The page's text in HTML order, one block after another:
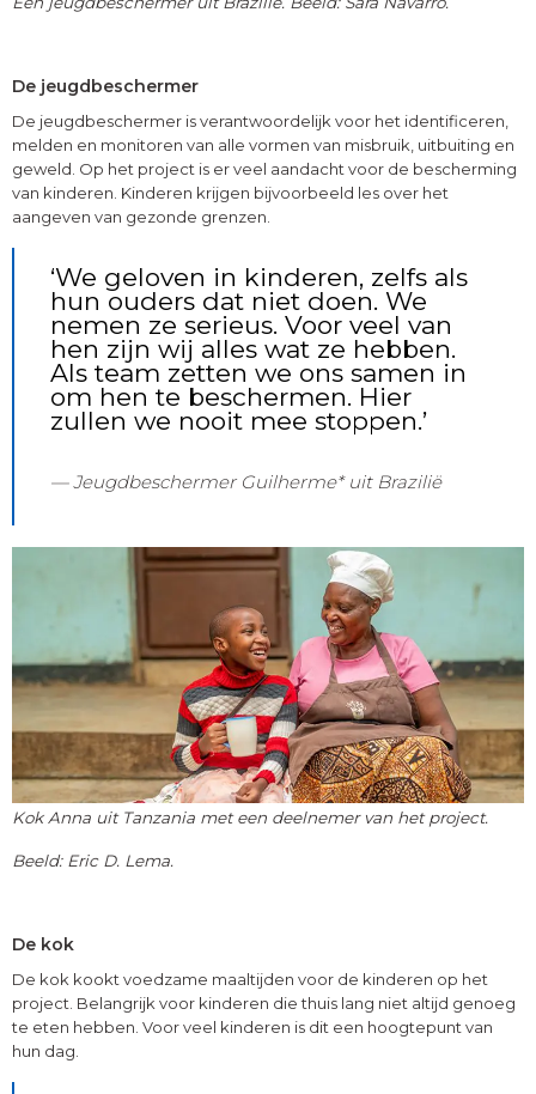
De jeugdbeschermer
De jeugdbeschermer is verantwoordelijk voor het identificeren,
melden en monitoren van alle vormen van misbruik, uitbuiting en
geweld. Op het project is er veel aandacht voor de bescherming
van kinderen. Kinderen krijgen bijvoorbeeld les over het
aangeven van gezonde grenzen.
‘We geloven in kinderen, zelfs als
hun ouders dat niet doen. We
nemen ze serieus. Voor veel van
hen zijn wij alles wat ze hebben.
Als team zetten we ons samen in
om hen te beschermen. Hier
zullen we nooit mee stoppen.’
Jeugdbeschermer Guilherme* uit Brazilië
Kok Anna uit Tanzania met een deelnemer van het project.
Beeld: Eric D. Lema.
De kok
De kok kookt voedzame maaltijden voor de kinderen op het
project. Belangrijk voor kinderen die thuis lang niet altijd genoeg
te eten hebben. Voor veel kinderen is dit een hoogtepunt van
hun dag.